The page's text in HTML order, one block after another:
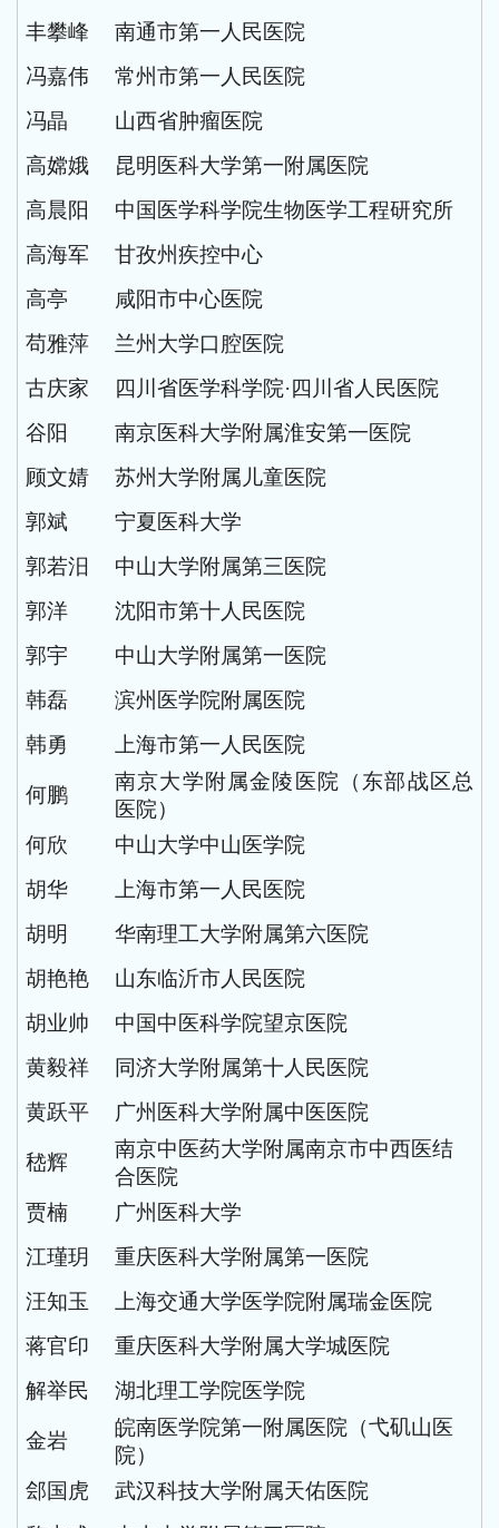
丰攀峰
南通市第一人民医院
冯嘉伟
常州市第一人民医院
冯晶
山西省肿瘤医院
高嫦娥
昆明医科大学第一附属医院
高晨阳
中国医学科学院生物医学工程研究所
高海军
甘孜州疾控中心
高亭
咸阳市中心医院
苟雅萍
兰州大学口腔医院
古庆家
四川省医学科学院·四川省人民医院
谷阳
南京医科大学附属淮安第一医院
顾文婧
苏州大学附属儿童医院
郭斌
宁夏医科大学
郭若汨
中山大学附属第三医院
郭洋
沈阳市第十人民医院
郭宇
中山大学附属第一医院
韩磊
滨州医学院附属医院
韩勇
上海市第一人民医院
何鹏
南京大学附属金陵医院（东部战区总
医院）
何欣
中山大学中山医学院
胡华
上海市第一人民医院
胡明
华南理工大学附属第六医院
胡艳艳
山东临沂市人民医院
胡业帅
中国中医科学院望京医院
黄毅祥
同济大学附属第十人民医院
黄跃平
广州医科大学附属中医医院
嵇辉
南京中医药大学附属南京市中西医结
合医院
贾楠
广州医科大学
江瑾玥
重庆医科大学附属第一医院
汪知玉
上海交通大学医学院附属瑞金医院
蒋官印
重庆医科大学附属大学城医院
解举民
湖北理工学院医学院
金岩
皖南医学院第一附属医院（弋矶山医
院）
郐国虎
武汉科技大学附属天佑医院